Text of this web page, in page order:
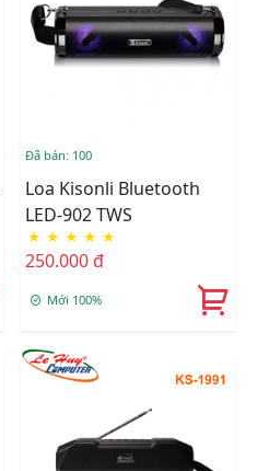
Đã bán: 100
Loa Kisonli Bluetooth
LED-902 TWS
★ ★ ★ ★ ★
250.000 đ
Mới 100%